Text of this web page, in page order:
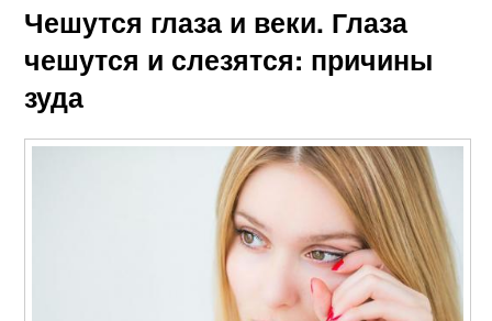
Чешутся глаза и веки. Глаза
чешутся и слезятся: причины
зуда